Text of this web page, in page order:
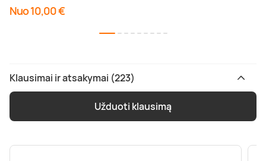
Nuo 10,00 €
Klausimai ir atsakymai (223)
Užduoti klausimą